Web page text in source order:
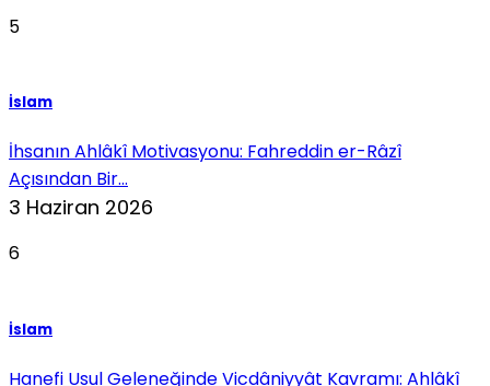
5
İslam
İhsanın Ahlâkî Motivasyonu: Fahreddin er-Râzî
Açısından Bir...
3 Haziran 2026
6
İslam
Hanefi Usul Geleneğinde Vicdâniyyât Kavramı: Ahlâkî